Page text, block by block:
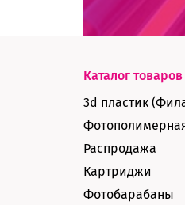
Каталог товаров
3d пластик
Распродажа
Картриджи
Фотобарабаны